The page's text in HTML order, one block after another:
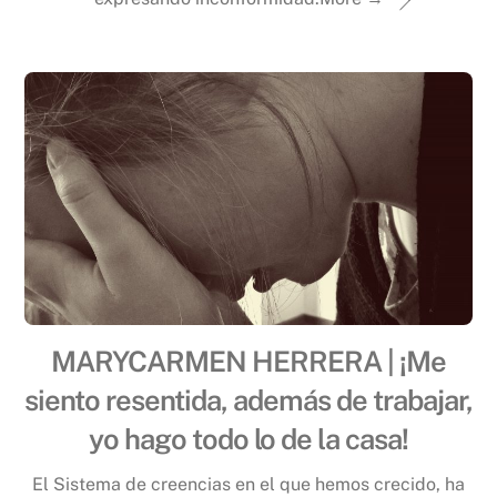
MARYCARMEN HERRERA | ¡Me
siento resentida, además de trabajar,
yo hago todo lo de la casa!
El Sistema de creencias en el que hemos crecido, ha